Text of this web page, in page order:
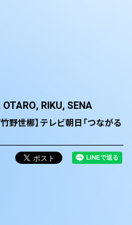
OTARO RIKU SENA
野世梛】テレビ朝日「つながる